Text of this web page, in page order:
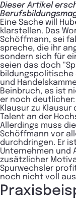
Dieser Artikel
Eine Sache will
klarstellen. Das
Schöffmann, sei
spreche, die ihr
sondern sich für
seien das doch
bildungspolitische
und
Beinbruch, es ist
er noch
Klausur zu
Talent an der
Allerdings muss
Schöffmann vor
durchdringen. Er
Unternehmen und
zusätzlicher
Spurwechsler
noch nicht voll